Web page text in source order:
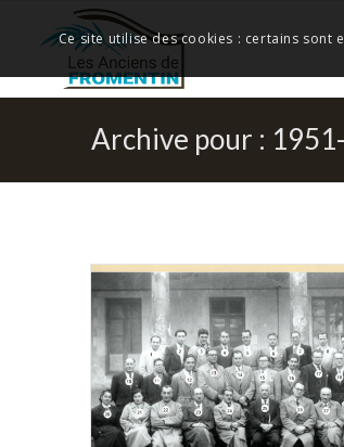
Archive pour :
Ce site utilise des cookies : certains